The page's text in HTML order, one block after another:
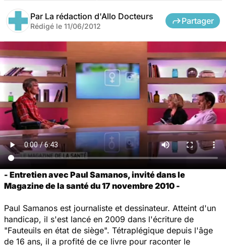
Par La rédaction d'Allo Docteurs
Rédigé le 11/06/2012
Partager
- Entretien avec Paul Samanos, invité dans le
Magazine de la santé du 17 novembre 2010 -
Paul Samanos est journaliste et dessinateur. Atteint d'un
handicap, il s'est lancé en 2009 dans l'écriture de
"Fauteuils en état de siège". Tétraplégique depuis l'âge
de 16 ans, il a profité de ce livre pour raconter le